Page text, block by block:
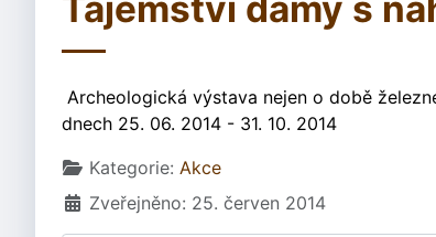
Tajemství dámy s
Archeologická výstava nejen o době
dnech 25. 06. 2014 - 31. 10. 2014
Základní údaje
Kategorie: Akce
Zveřejněno: 25. červen 2014